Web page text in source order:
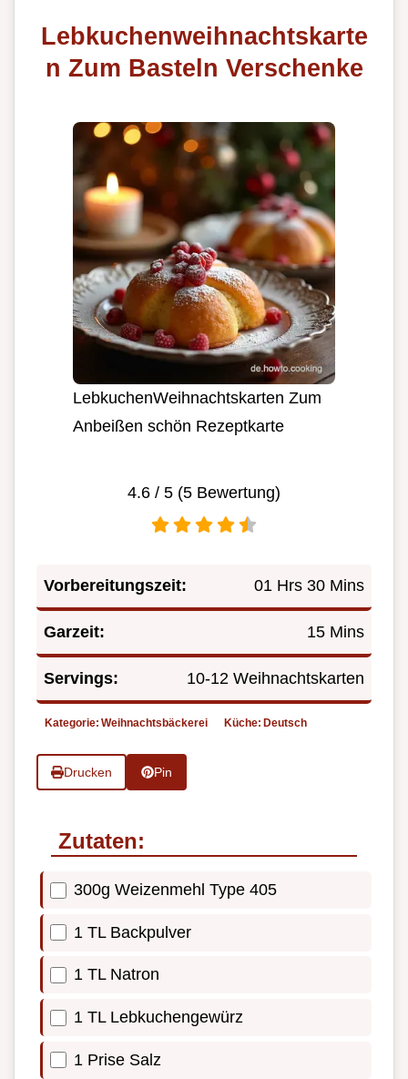
Lebkuchenweihnachtskarte
n Zum Basteln Verschenke
LebkuchenWeihnachtskarten Zum
Anbeißen schön Rezeptkarte
4.6 / 5 (5 Bewertung)
Vorbereitungszeit: 01 Hrs 30 Mins
Garzeit: 15 Mins
Servings: 10-12 Weihnachtskarten
Kategorie: Weihnachtsbäckerei Küche: Deutsch
Drucken Pin
Zutaten:
300g Weizenmehl Type 405
1 TL Backpulver
1 TL Natron
1 TL Lebkuchengewürz
1 Prise Salz